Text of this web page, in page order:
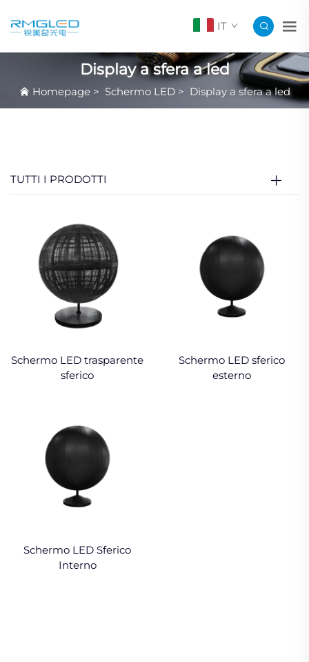
IT
Display a sfera a led
Homepage> Schermo LED> Display a sfera a led
TUTTI I PRODOTTI
Schermo LED trasparente
sferico
Schermo LED sferico
esterno
Schermo LED Sferico
Interno